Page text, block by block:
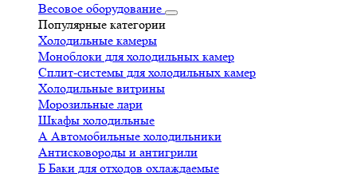
Весовое оборудование
Популярные категории
Холодильные камеры
Моноблоки для холодильных камер
Сплит-системы для холодильных камер
Холодильные витрины
Морозильные лари
Шкафы холодильные
А Автомобильные холодильники
Антисковороды и антигрили
Б Баки для отходов охлаждаемые